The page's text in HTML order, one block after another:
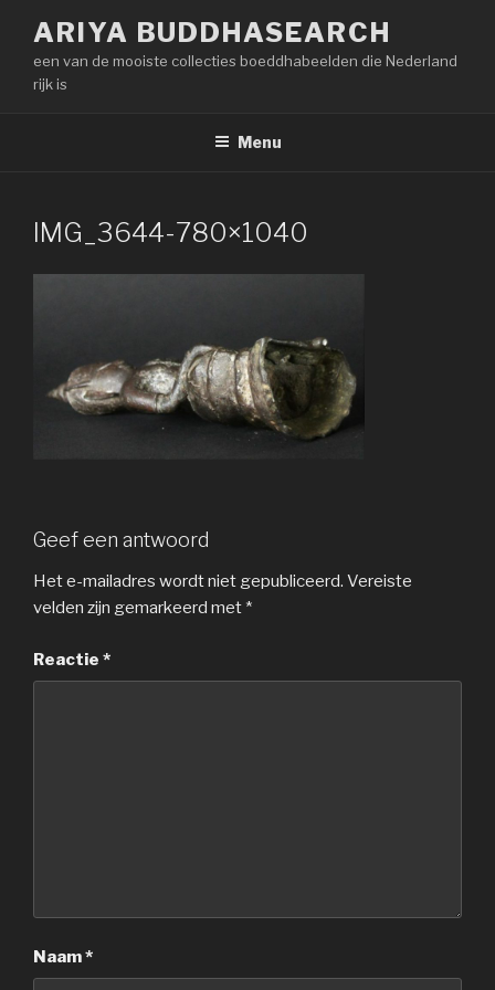
inhoud
springen
ARIYA BUDDHASEARCH
een van de mooiste collecties boeddhabeelden die Nederland
rijk is
Menu
IMG_3644-780×1040
Geef een antwoord
Het e-mailadres wordt niet gepubliceerd. Vereiste
velden zijn gemarkeerd met *
Reactie *
Naam*